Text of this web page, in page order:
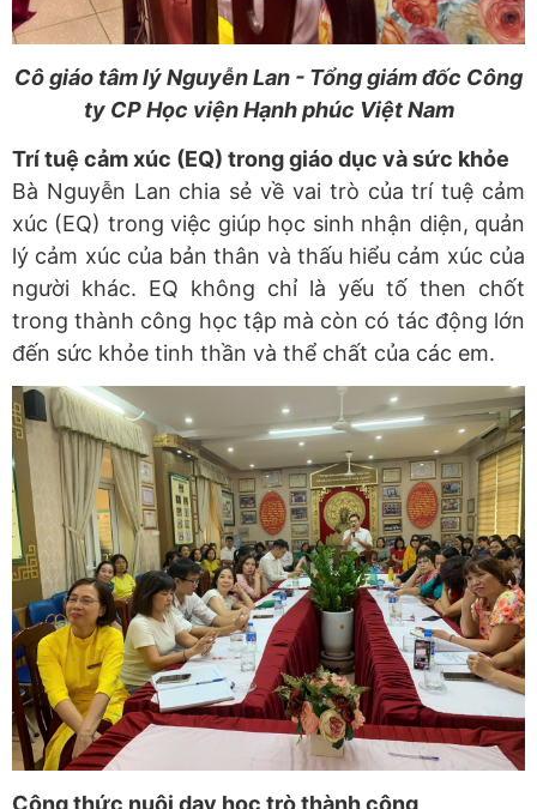
Cô giáo tâm lý Nguyễn Lan - Tổng giám đốc Công
ty CP Học viện Hạnh phúc Việt Nam
Trí tuệ cảm xúc (EQ) trong giáo dục và sức khỏe
Bà Nguyễn Lan chia sẻ về vai trò của trí tuệ cảm
xúc (EQ) trong việc giúp học sinh nhận diện, quản
lý cảm xúc của bản thân và thấu hiểu cảm xúc của
người khác. EQ không chỉ là yếu tố then chốt
trong thành công học tập mà còn có tác động lớn
đến sức khỏe tinh thần và thể chất của các em.
Công thức nuôi dạy học trò thành công